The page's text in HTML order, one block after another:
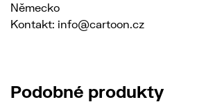
Německo
Kontakt: info@cartoon.cz
Podobné produkty